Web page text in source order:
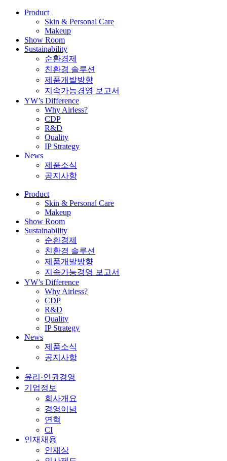
Product
Skin & Personal Care
Makeup
Show Room
Sustainability
순환경제
친환경 솔루션
제품개발방향
지속가능경영 보고서
YW’s Difference
Why Airless?
CDP
R&D
Quality
IP Strategy
News
제품소식
공지사항
Product
Skin & Personal Care
Makeup
Show Room
Sustainability
순환경제
친환경 솔루션
제품개발방향
지속가능경영 보고서
YW’s Difference
Why Airless?
CDP
R&D
Quality
IP Strategy
News
제품소식
공지사항
윤리·인권경영
기업정보
회사개요
경영이념
연혁
CI
인재채용
인재상